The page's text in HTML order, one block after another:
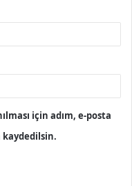
için adım, e-posta
kaydedilsin.